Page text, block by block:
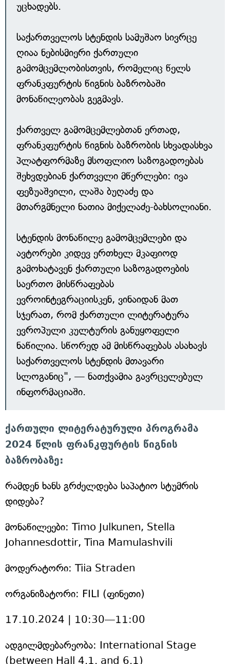
უცხადებს.
საქართველოს სტენდის სამუშაო სივრცე
ღიაა ნებისმიერი ქართული
გამომცემლობისთვის, რომელიც წელს
ფრანკფურტის წიგნის ბაზრობაში
მონაწილეობას გეგმავს.
ქართველ გამომცემლებთან ერთად,
ფრანკფურტის წიგნის ბაზრობის სხვადასხვა
პლატფორმაზე მსოფლიო საზოგადოებას
შეხვდებიან ქართველი მწერლები: ივა
ფეზუაშვილი, ლაშა ბუღაძე და
მთარგმნელი ნათია მიქელაძე-ბახსოლიანი.
სტენდის მონაწილე გამომცემლები და
ავტორები კიდევ ერთხელ მკაფიოდ
გამოხატავენ ქართული საზოგადოების
საერთო მისწრაფებას
ევროინტეგრაციისკენ, ვინაიდან მათ
სჯერათ, რომ ქართული ლიტერატურა
ევროპული კულტურის განუყოფელი
ნაწილია. სწორედ ამ მისწრაფებას ასახავს
საქართველოს სტენდის მთავარი
სლოგანიც", — ნათქვამია გავრცელებულ
ინფორმაციაში.
ქართული ლიტერატურული პროგრამა
2024 წლის ფრანკფურტის წიგნის
ბაზრობაზე:
რამდენ ხანს გრძელდება საპატიო სტუმრის
დიდება?
მონაწილეები: Timo Julkunen, Stella
Johannesdottir, Tina Mamulashvili
მოდერატორი: Tiia Straden
ორგანიზატორი: FILI (ფინეთი)
17.10.2024 | 10:30—11:00
ადგილმდებარეობა: International Stage
(between Hall 4.1. and 6.1)